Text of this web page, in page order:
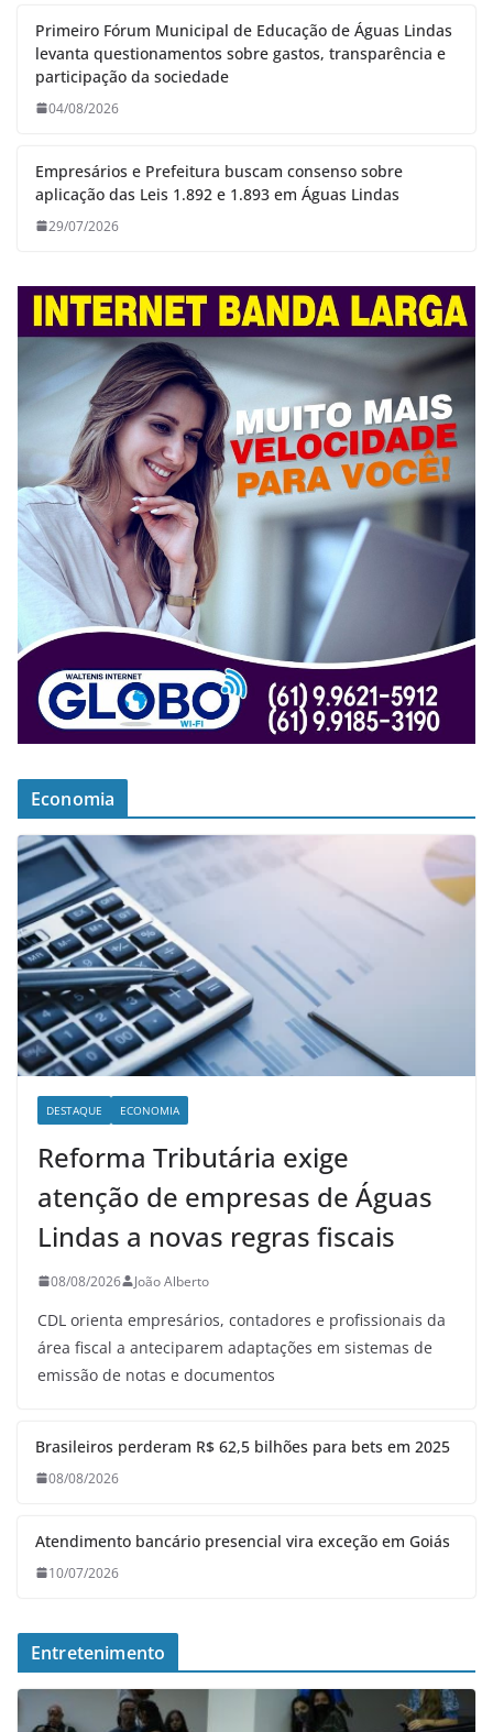
Primeiro Fórum Municipal de Educação de Águas Lindas
levanta questionamentos sobre gastos, transparência e
participação da sociedade
04/08/2026
Empresários e Prefeitura buscam consenso sobre
aplicação das Leis 1.892 e 1.893 em Águas Lindas
29/07/2026
Economia
DESTAQUE ECONOMIA
Reforma Tributária exige
atenção de empresas de Águas
Lindas a novas regras fiscais
08/08/2026 João Alberto
CDL orienta empresários, contadores e profissionais da
área fiscal a anteciparem adaptações em sistemas de
emissão de notas e documentos
Brasileiros perderam R$ 62,5 bilhões para bets em 2025
08/08/2026
Atendimento bancário presencial vira exceção em Goiás
10/07/2026
Entretenimento